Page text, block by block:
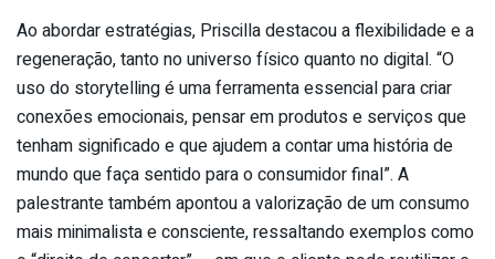
Ao abordar estratégias, Priscilla destacou a flexibilidade e a
regeneração, tanto no universo físico quanto no digital. “O
uso do storytelling é uma ferramenta essencial para criar
conexões emocionais, pensar em produtos e serviços que
tenham significado e que ajudem a contar uma história de
mundo que faça sentido para o consumidor final”. A
palestrante também apontou a valorização de um consumo
mais minimalista e consciente, ressaltando exemplos como